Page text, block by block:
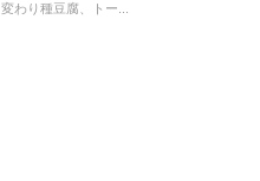
変わり種豆腐、トー...